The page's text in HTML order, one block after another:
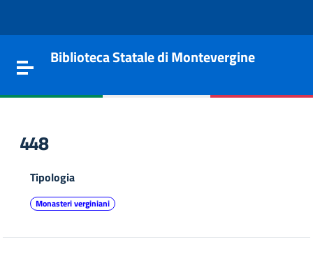
Toggle navigation
Biblioteca Statale di Montevergine
448
Tipologia
Monasteri verginiani